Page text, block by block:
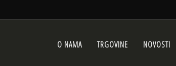
O NAMA TRGOVINE NOVOSTI